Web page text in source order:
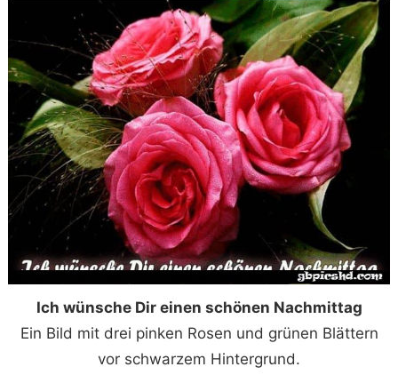
Ich wünsche Dir einen schönen Nachmittag
Ein Bild mit drei pinken Rosen und grünen Blättern
vor schwarzem Hintergrund.